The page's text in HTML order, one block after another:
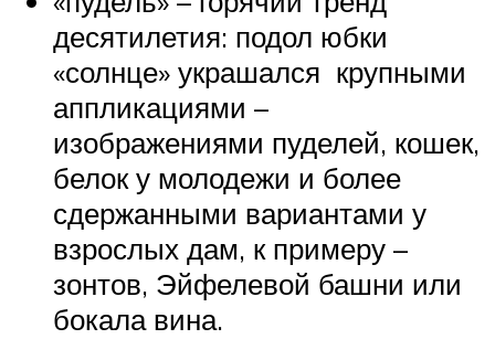
десятилетия: подол юбки
«солнце» украшался крупными
аппликациями –
изображениями пуделей, кошек,
белок у молодежи и более
сдержанными вариантами у
взрослых дам, к примеру –
зонтов, Эйфелевой башни или
бокала вина.